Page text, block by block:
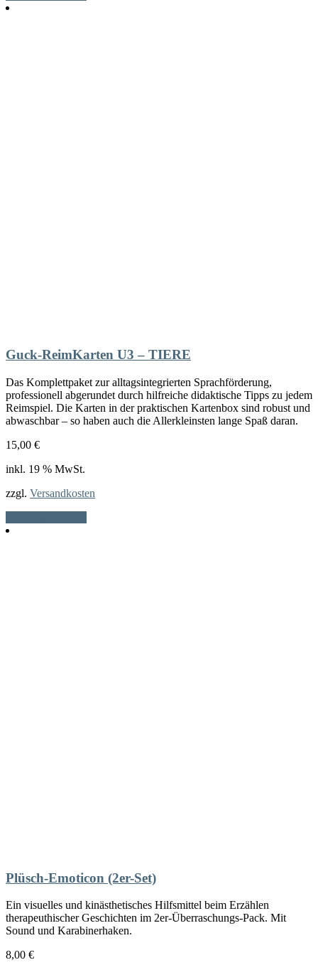
Guck-ReimKarten U3 – TIERE
Das Komplettpaket zur alltagsintegrierten Sprachförderung,
professionell abgerundet durch hilfreiche didaktische Tipps zu jedem
Reimspiel. Die Karten in der praktischen Kartenbox sind robust und
abwaschbar – so haben auch die Allerkleinsten lange Spaß daran.
15,00 €
inkl. 19 % MwSt.
zzgl. Versandkosten
Plüsch-Emoticon (2er-Set)
Ein visuelles und kinästhetisches Hilfsmittel beim Erzählen
therapeuthischer Geschichten im 2er-Überraschungs-Pack. Mit
Sound und Karabinerhaken.
8,00 €